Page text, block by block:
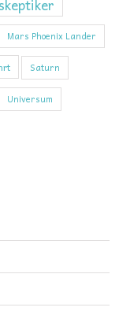
Mars Phoenix Lander
Saturn
Universum